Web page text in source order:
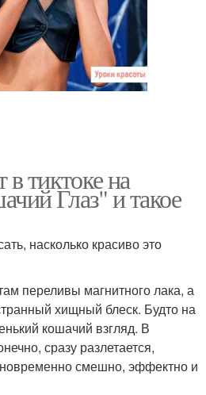
в тиктоке на
Глаз" и такое
насколько красиво это
переливы магнитного лака, а
хищный блеск. Будто на
кошачий взгляд. В
сразу разлетается,
смешно, эффектно и